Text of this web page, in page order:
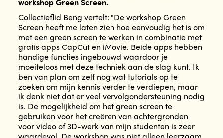
Collectieflid Beng vertelt: "De workshop Green
Screen heeft me laten zien hoe eenvoudig het is om
met een green screen te werken in combinatie met
gratis apps CapCut en iMovie. Beide apps hebben
handige functies ingebouwd waardoor je
moeiteloos met deze techniek aan de slag kunt. Ik
ben van plan om zelf nog wat tutorials op te
zoeken om mijn kennis verder te verdiepen, maar
ik denk niet dat er veel vervolgondersteuning nodig
is. De mogelijkheid om het green screen te
gebruiken voor het creëren van achtergronden
voor video of 3D-werk van mijn studenten is zeer